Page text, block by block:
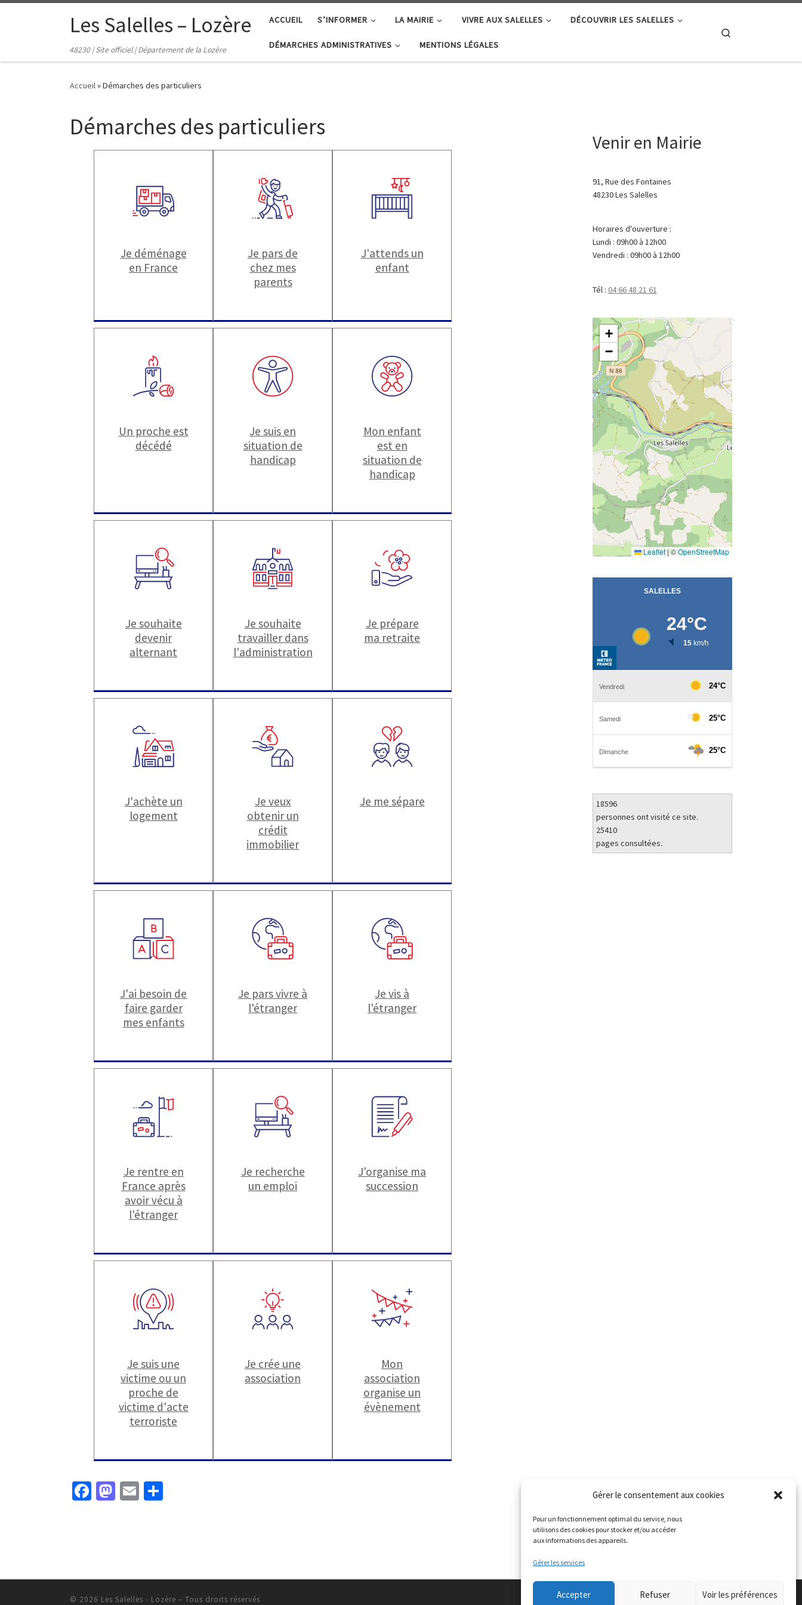
Gérer le consentement aux cookies
Pour un fonctionnement optimal du service, nous
utilisons des cookies pour stocker et/ou accéder
aux informations des appareils.
Gérer les services
Accepter Refuser Voir les préférences
Passer au contenuLes Salelles – Lozère
48230 | Site officiel | Département de la Lozère
ACCUEIL S’INFORMER LA MAIRIE VIVRE AUX SALELLES DÉCOUVRIR LES SALELLES
DÉMARCHES ADMINISTRATIVES MENTIONS LÉGALES
Accueil»Démarches des particuliers
Démarches des particuliers
Je déménage
en France
Je pars de
chez mes
parents
J'attends un
enfant
Un proche est
décédé
Je suis en
situation de
handicap
Mon enfant
est en
situation de
handicap
Je souhaite
devenir
alternant
Je souhaite
travailler dans
l'administration
Je prépare
ma retraite
J'achète un
logement
Je veux
obtenir un
crédit
immobilier
Je me sépare
J'ai besoin de
faire garder
mes enfants
Je pars vivre à
l'étranger
Je vis à
l'étranger
Je rentre en
France après
avoir vécu à
l'étranger
Je recherche
un emploi
J'organise ma
succession
Je suis une
victime ou un
proche de
victime d'acte
terroriste
Je crée une
association
Mon
association
organise un
évènement
Fa
k
M
n
E
Venir en Mairie
91, Rue des Fontaines
48230 Les Salelles
Horaires d'ouverture :
Lundi : 09h00 à 12h00
Vendredi : 09h00 à 12h00
Tél : 04 66 48 21 61
+
−
Leaflet | ©OpenStreetMap
18596
personnes ont visité ce site.
25410
pages consultées.
© 2026 Les Salelles - Lozère – Tous droits réservés